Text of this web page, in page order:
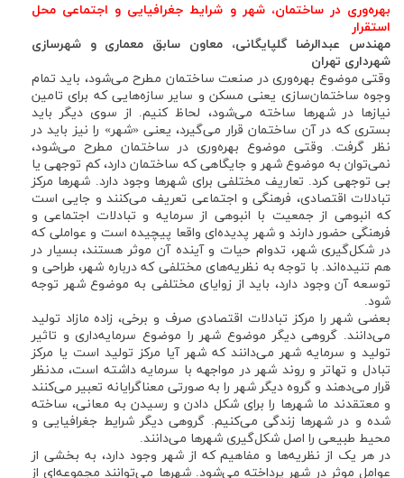
بهره‌وری در ساختمان، شهر و شرایط جغرافیایی و اجتماعی محل
استقرار
مهندس عبدالرضا گلپایگانی، معاون سابق معماری و شهرسازی
شهرداری تهران
وقتی موضوع بهره‌وری در صنعت ساختمان مطرح می‌شود، باید تمام
وجوه ساختمان‌سازی یعنی مسکن و سایر سازه‌هایی که برای تامین
نیازها در شهرها ساخته می‌شود، لحاظ کنیم. از سوی دیگر باید
بستری که در آن ساختمان قرار می‌گیرد، یعنی «شهر» را نیز باید در
نظر گرفت. وقتی موضوع بهره‌وری در ساختمان مطرح می‌شود،
نمی‌توان به موضوع شهر و جایگاهی که ساختمان دارد، کم توجهی یا
بی توجهی کرد. تعاریف مختلفی برای شهرها وجود دارد. شهرها مرکز
تبادلات اقتصادی، فرهنگی و اجتماعی تعریف می‌کنند و جایی است
که انبوهی از جمعیت با انبوهی از سرمایه و تبادلات اجتماعی و
فرهنگی حضور دارند و شهر پدیده‌ای واقعا پیچیده است و عواملی که
در شکل‌گیری شهر، تدوام حیات و آینده آن موثر هستند، بسیار در
هم تنیده‌اند. با توجه به نظریه‌های مختلفی که درباره شهر، طراحی و
توسعه آن وجود دارد، باید از زوایای مختلفی به موضوع شهر توجه
‌شود.
بعضی شهر را مرکز تبادلات اقتصادی صرف و برخی، زاده مازاد تولید
می‌دانند. گروهی دیگر موضوع شهر را موضوع سرمایه‌داری و تاثیر
تولید و سرمایه شهر می‌دانند که شهر آیا مرکز تولید است یا مرکز
تبادل و تهاتر و روند شهر در مواجهه با سرمایه داشته است، مدنظر
قرار می‌دهند و گروه دیگر شهر را به صورتی معناگرایانه تعبیر می‌کنند
و معتقدند ما شهرها را برای شکل دادن و رسیدن به معانی، ساخته
شده و در شهرها زندگی می‌کنیم. گروهی دیگر شرایط جغرافیایی و
محیط طبیعی را اصل شکل‌گیری شهرها می‌دانند.
در هر یک از نظریه‌ها و مفاهیم که از شهر وجود دارد، به بخشی از
عوامل موثر در شهر پرداخته می‌شود. شهرها می‌توانند مجموعه‌ای از